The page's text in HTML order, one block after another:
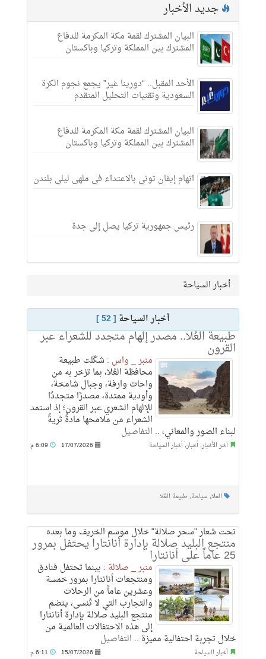
جديد الأخبار
البيان المشترك لقمة مكة المكرمة للدفاع
المشترك بين المملكة وتركيا وباكستان
الأحد المقبل.. “دورينا غير” يجمع نجوم الكرة
السعودية وتقنيات التحليل المتقدم
البيان المشترك لقمة مكة المكرمة للدفاع
المشترك بين المملكة وتركيا وباكستان
اتهام إيفان توني بالاعتداء في ملهى ليلي بلندن
رئيس جمهورية تركيا يصل إلى جدة
أخبار السياحة
أخبار السياحة [ 52 ]
طبيعة العُلا.. مصدر إلهام متجدد للشعراء عبر
القرون
منبر _ واس : شكّلت طبيعة
محافظة العُلا، بما تزخر به من
واحات وارفة، وجبال شامخة،
وأودية ممتدة، مصدرًا متجددًا
للإلهام الشعري عبر القرون؛ إذ استمد
الشعراء من ملامحها مادةً ثريةً
لبناء الصور والمعاني، .. التفاصيل
آخر الأخبار, أخبار, أخبار السياحة 17/07/2026
العلا, سياحة, طبيعة العُلا
تحت شعار "سحر صلالة" خلال موسم الخريف وما بعده
منتجع البليد صلالة بإدارة أنانتارا يحتفل بمرور
25 عاماً على أنانتارا
منبر _ صلالة : بينما تحتفل فنادق
ومنتجعات أنانتارا بمرور خمسة
وعشرين عاماً من الرحلات
والتجارب التي لا تُنسى، ينضم
منتجع البليد صلالة بإدارة أنانتارا
إلى هذه الاحتفالات العالمية من
خلال تجربة احتفالية مميزة .. التفاصيل
أخبار السياحة 15/07/2026